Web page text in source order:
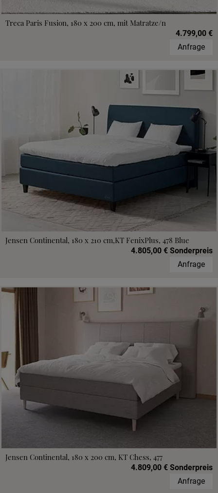
Treca Paris Fusion, 180 x 200 cm, mit Matratze/n
4.799,00 €
Anfrage
Jensen Continental, 180 x 210 cm,KT FenixPlus, 478 Blue
4.805,00 € Sonderpreis
Anfrage
Jensen Continental, 180 x 200 cm, KT Chess, 477
4.809,00 € Sonderpreis
Anfrage